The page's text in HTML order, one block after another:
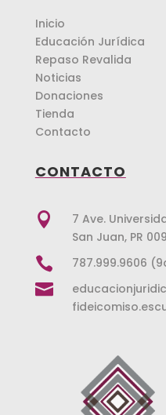
Inicio
Educación Jurídica
Repaso Revalida
Noticias
Donaciones
Tienda
Contacto
CONTACTO

7 Ave.
San Juan, PR
 787.999.9606
